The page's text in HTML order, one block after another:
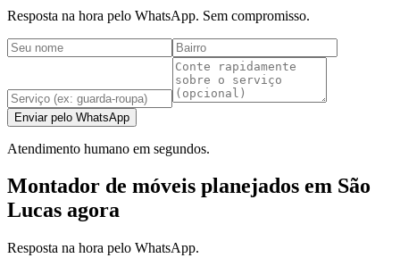
Resposta na hora pelo WhatsApp. Sem compromisso.
Enviar pelo WhatsApp
Atendimento humano em segundos.
Montador de móveis planejados em São
Lucas agora
Resposta na hora pelo WhatsApp.